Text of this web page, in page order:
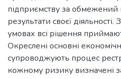
підприємству за
результати своєї
умовах всі рішення
Окреслені основні
супроводжують процес
кожному ризику визначені